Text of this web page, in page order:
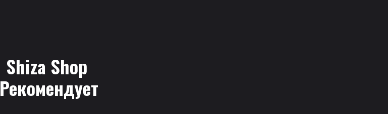
Shiza Shop
Рекомендует